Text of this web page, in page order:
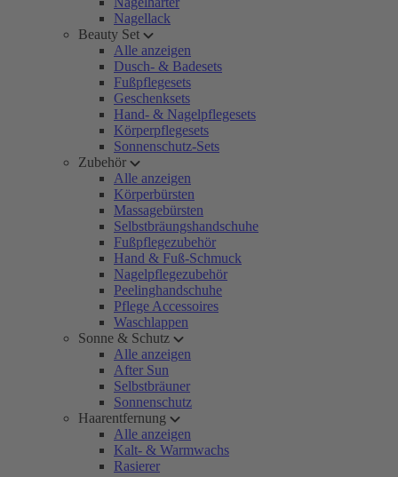
Nagellack
Beauty Set
Alle anzeigen
Dusch- & Badesets
Fußpflegesets
Geschenksets
Hand- & Nagelpflegesets
Körperpflegesets
Sonnenschutz-Sets
Zubehör
Alle anzeigen
Körperbürsten
Massagebürsten
Selbstbräungshandschuhe
Fußpflegezubehör
Hand & Fuß-Schmuck
Nagelpflegezubehör
Peelinghandschuhe
Pflege Accessoires
Waschlappen
Sonne & Schutz
Alle anzeigen
After Sun
Selbstbräuner
Sonnenschutz
Haarentfernung
Alle anzeigen
Kalt- & Warmwachs
Rasierer